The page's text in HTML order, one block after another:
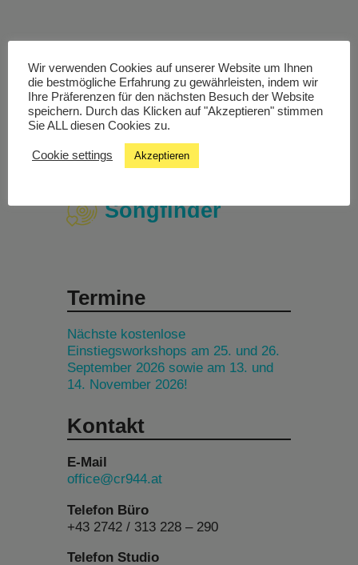
Livestream
Studiochat
Songfinder
Termine
Nächste kostenlose
Einstiegsworkshops am 25. und 26.
September 2026 sowie am 13. und
14. November 2026!
Kontakt
E-Mail
office@cr944.at
Telefon Büro
+43 2742 / 313 228 – 290
Telefon Studio
Wir verwenden Cookies auf unserer Website um Ihnen
die bestmögliche Erfahrung zu gewährleisten, indem wir
Ihre Präferenzen für den nächsten Besuch der Website
speichern. Durch das Klicken auf "Akzeptieren" stimmen
Sie ALL diesen Cookies zu.
Cookie settings Akzeptieren